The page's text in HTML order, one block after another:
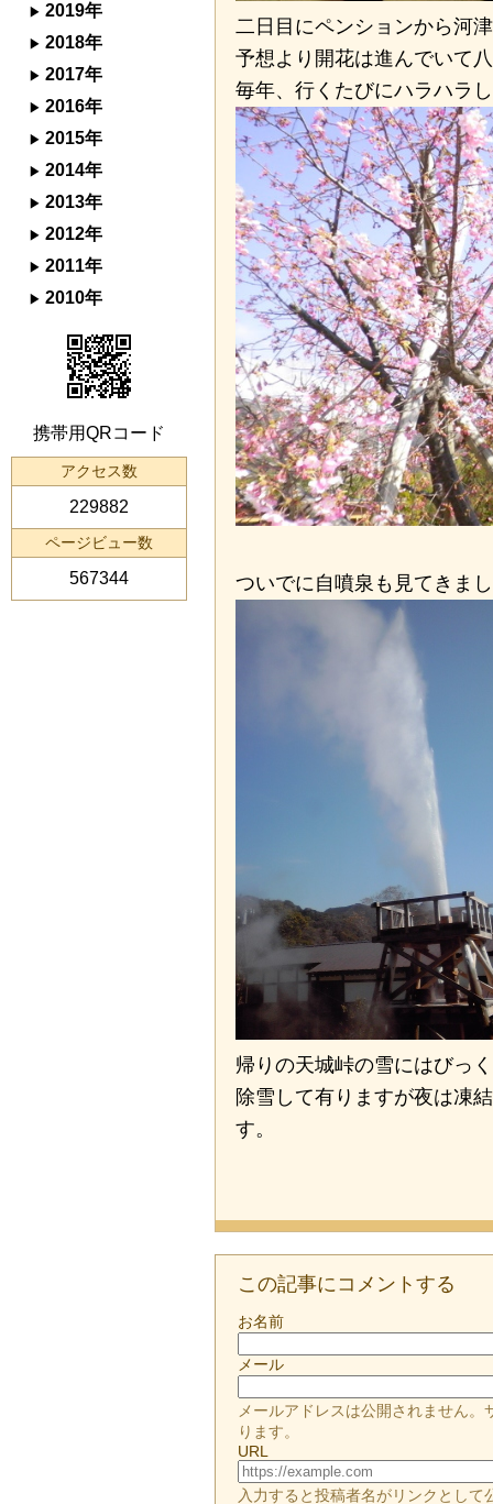
二日目にペンションから河
予想より開花は進んでいて
毎年、行くたびにハラハラ
ついでに自噴泉も見てきま
帰りの天城峠の雪にはびっ
除雪して有りますが夜は凍
す。
この記事にコメントする
お名前
メール
メールアドレスは公開されません
ります。
URL
入力すると投稿者名がリンクとして
2019年
2018年
2017年
2016年
2015年
2014年
2013年
2012年
2011年
2010年
携帯用QRコード
アクセス数
229882
ページビュー数
567344